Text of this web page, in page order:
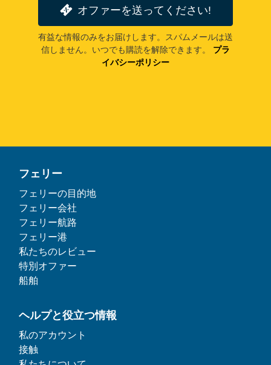
オファーを送ってください!
有益な情報のみをお届けします。スパムメールは送
信しません。いつでも購読を解除できます。
プラ
イバシーポリシー
フェリー
フェリーの目的地
フェリー会社
フェリー航路
フェリー港
私たちのレビュー
特別オファー
船舶
ヘルプと役立つ情報
私のアカウント
接触